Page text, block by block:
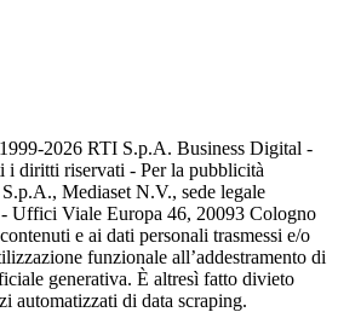
2026 RTI S.p.A. Business Digital -
i diritti riservati - Per la pubblicità
Mediaset N.V., sede legale
- Uffici Viale Europa 46, 20093 Cologno
e ai dati personali trasmessi e/o
funzionale all’addestramento di
generativa. È altresì fatto divieto
automatizzati di data scraping.